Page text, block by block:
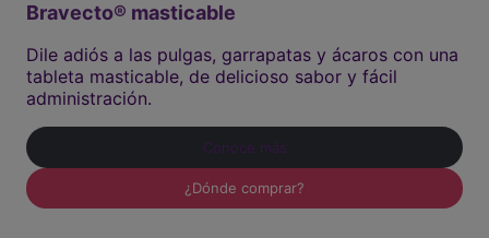
Bravecto® masticable
Dile adiós a las pulgas, garrapatas y ácaros con una
tableta masticable, de delicioso sabor y fácil
administración.
Conoce más
¿Dónde comprar?